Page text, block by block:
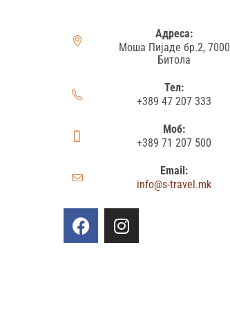
Адреса:
Моша Пијаде бр.2, 7000
Битола
Тел:
+389 47 207 333
Моб:
+389 71 207 500
Email:
info@s-travel.mk